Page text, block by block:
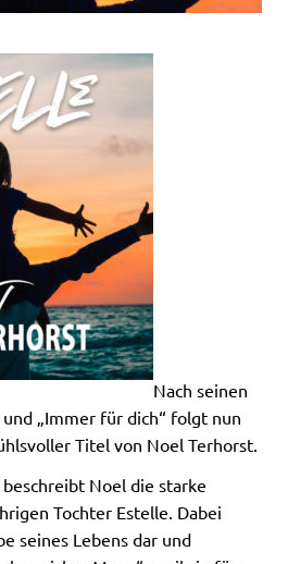
Nach seinen
und „Immer für dich“ folgt nun
Titel von Noel Terhorst.
Noel die starke
Tochter Estelle. Dabei
seines Lebens dar und